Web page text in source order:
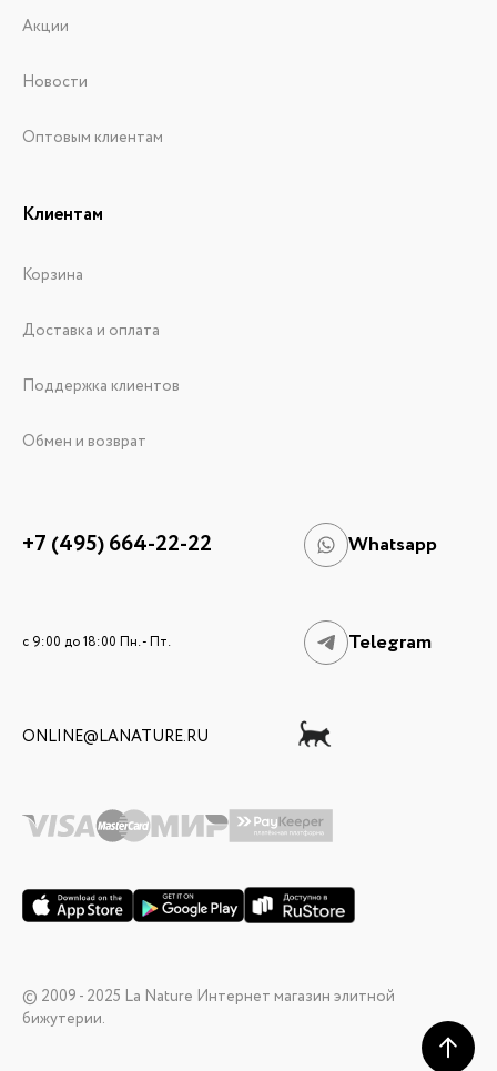
Акции
Новости
Оптовым клиентам
Клиентам
Корзина
Доставка и оплата
Поддержка клиентов
Обмен и возврат
+7 (495) 664-22-22 Whatsapp
c 9:00 до 18:00 Пн. - Пт. Telegram
ONLINE@LANATURE.RU
© 2009 - 2025 La Nature Интернет магазин элитной
бижутерии.